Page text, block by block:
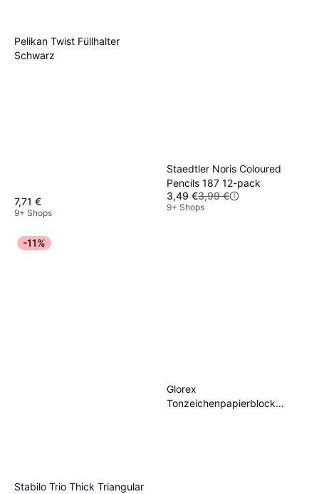
Pelikan Twist Füllhalter
Schwarz
7,71 €
9+ Shops
Staedtler Noris Coloured
Pencils 187 12-pack
3,49 €3,99 €
9+ Shops
-11%
Stabilo Trio Thick Triangular
Glorex
Tonzeichenpapierblock